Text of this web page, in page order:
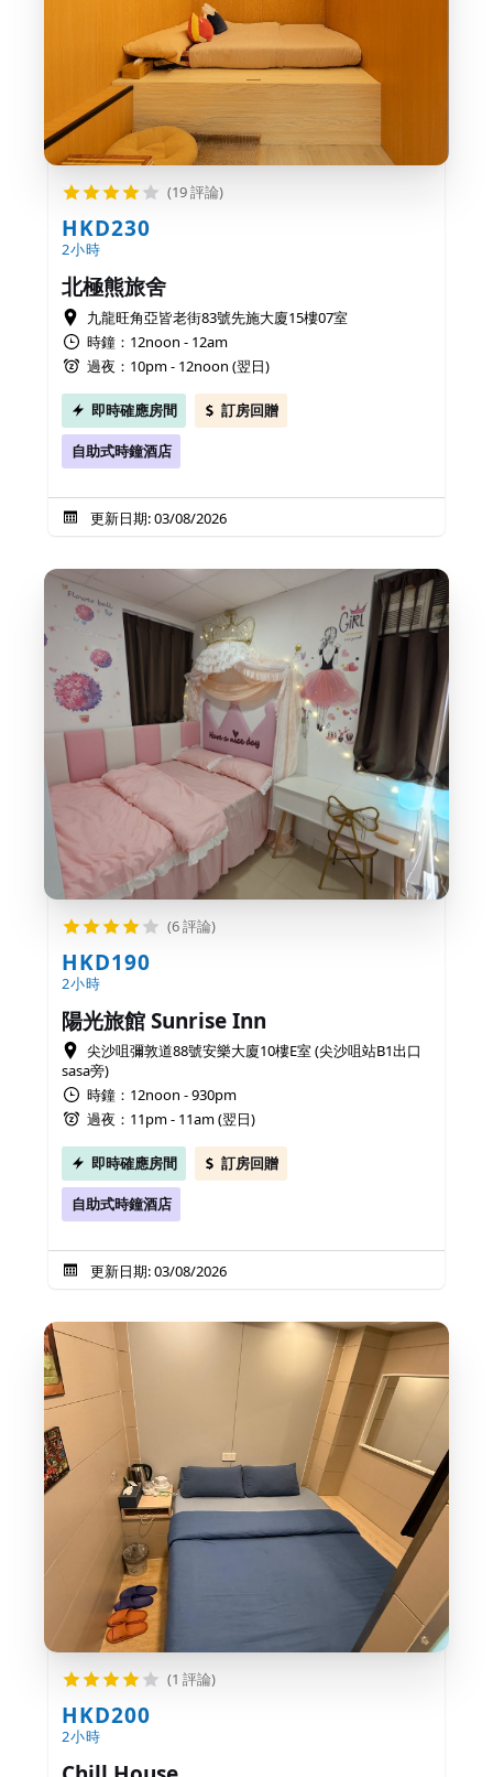
(19 評論)
HKD230
2小時
北極熊旅舍
九龍旺角亞皆老街83號先施大廈15樓07室
時鐘：12noon - 12am
過夜：10pm - 12noon (翌日)
即時確應房間 訂房回贈
自助式時鐘酒店
更新日期: 03/08/2026
(6 評論)
HKD190
2小時
陽光旅館 Sunrise Inn
尖沙咀彌敦道88號安樂大廈10樓E室 (尖沙咀站B1出口
sasa旁)
時鐘：12noon - 930pm
過夜：11pm - 11am (翌日)
即時確應房間 訂房回贈
自助式時鐘酒店
更新日期: 03/08/2026
(1 評論)
HKD200
2小時